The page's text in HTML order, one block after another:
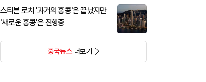
스티븐 로치 '과거의 홍콩'은 끝났지만
'새로운 홍콩'은 진행중
중국뉴스더보기